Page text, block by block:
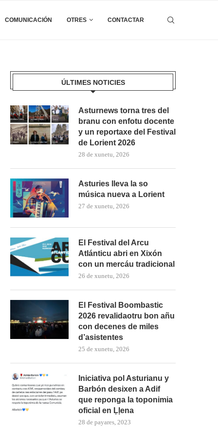
COMUNICACIÓN OTRES CONTACTAR
ÚLTIMES NOTICIES
Asturnews torna tres del
branu con enfotu docente
y un reportaxe del Festival
de Lorient 2026
28 de xunetu, 2026
Asturies lleva la so
música nueva a Lorient
27 de xunetu, 2026
El Festival del Arcu
Atlánticu abri en Xixón
con un mercáu tradicional
26 de xunetu, 2026
El Festival Boombastic
2026 revalidaotru bon añu
con decenes de miles
d’asistentes
25 de xunetu, 2026
Iniciativa pol Asturianu y
Barbón desixen a Adif
que reponga la toponimia
oficial en Ḷḷena
28 de payares, 2023